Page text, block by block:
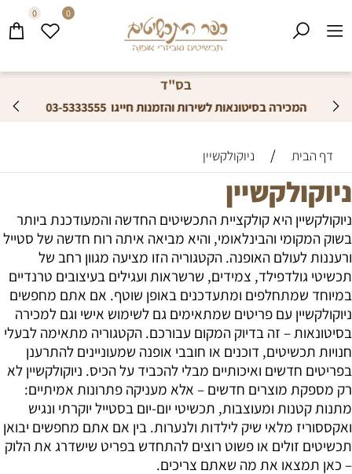
בס"ד
ייצור תכשיטים לפי בקשת עיצוב הלקוח
0 0
דף הבית / ניוקולקשיין
ניוקולקשיין
ניוקולקשיין היא קולקציית התכשיטים החדשה והמעודכנת ביותר
בשוק המקומי והבינלאומי, והיא מביאה איתה רוח חדשה של סטייל
ורעננות לעולם האופנה. הקטגוריה הזו מציעה מגוון רחב של
תכשיטי גולדפילד, צמידים, שרשראות ועגילים בעיצובים טרנדיים
במיוחד שמתחלפים ומתעדכנים באופן שוטף. אם אתם מחפשים
ניוקולקשיין עם פריטים שמתאימים גם לשימוש אישי וגם למכירה
בסיטונאות – זה בדיוק המקום עבורכם. הקטגוריה מתאימה לבעלי
חנויות תכשיטים, דוכנים או חובבי אופנה שמעוניינים להתרענן
בפריטים חדשים ואיכותיים מבלי להכביד על הכיס. ניוקולקשיין לא
רק מספקת מוצרים חדשים – אלא מעניקה פתרונות אמיתיים:
מתנות קטנות ומעוצבות, תכשיטי יום-יום בסטייל יוקרתי ונגיש
ואקססוריז מלאי שיק לילדות ולנערות. בין אם אתם מחפשים יבואן
תכשיטים זולים או פשוט רוצים להתחדש בפריט שישדרג את הלוק
– כאן תמצאו את מה שאתם צריכים.